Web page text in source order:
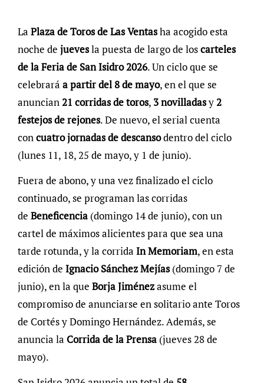
La Plaza de Toros de Las Ventasha acogido esta
noche de juevesla puesta de largo de loscarteles
de la Feria de San Isidro 2026. Un ciclo que se
celebrará a partir del 8 de mayo, en el que se
anuncian21 corridas de toros, 3 novilladasy2
festejos de rejones. De nuevo, el serial cuenta
concuatro jornadas de descansodentro del ciclo
(lunes 11, 18, 25 de mayo, y 1 de junio).
Fuera de abono, y una vez finalizado el ciclo
continuado, se programan las corridas
de Beneficencia(domingo 14 de junio), con un
cartel de máximos alicientes para que sea una
tarde rotunda, y la corrida In Memoriam, en esta
edición de Ignacio Sánchez Mejías(domingo 7 de
junio), en la que Borja Jiménezasume el
compromiso de anunciarse en solitario ante Toros
de Cortés y Domingo Hernández. Además, se
anuncia la Corrida de la Prensa(jueves 28 de
mayo).